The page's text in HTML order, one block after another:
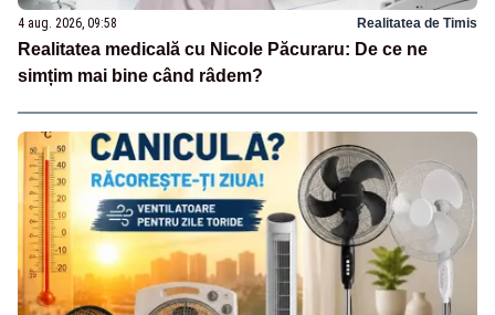
4 aug. 2026, 09:58 Realitatea de Timis
Realitatea medicală cu Nicole Păcuraru: De ce ne
simțim mai bine când râdem?